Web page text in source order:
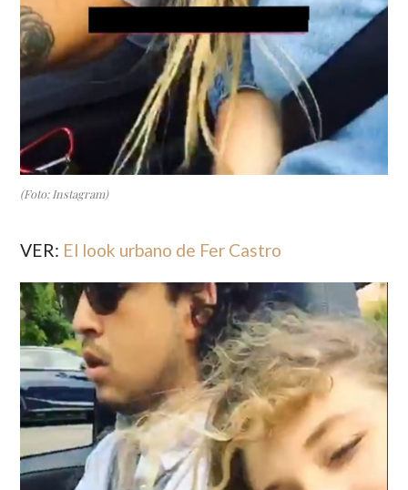
(Foto: Instagram)
VER: El look urbano de Fer Castro